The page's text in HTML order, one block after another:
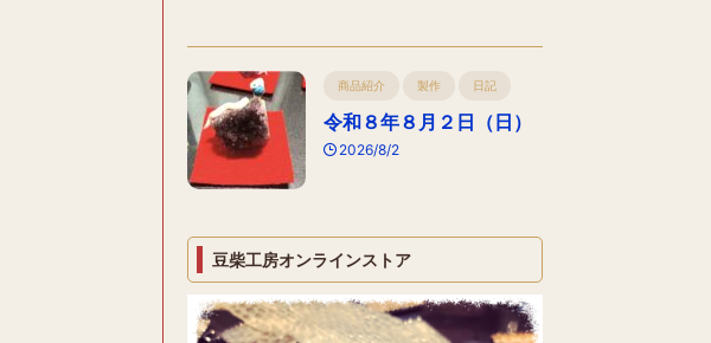
商品紹介 製作 日記
令和８年８月２日（日）
2026/8/2
豆柴工房オンラインストア